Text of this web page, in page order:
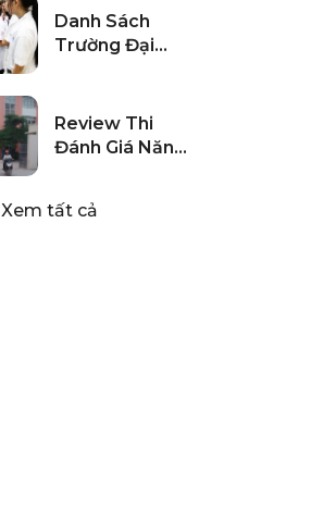
Danh Sách
Trường Đại
Học Máy Tính
Tại TP. HCM
Review Thi
Đánh Giá Năng
Xem tất cả